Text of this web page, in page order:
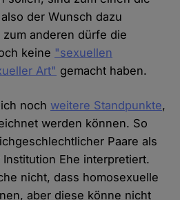
der Wunsch dazu
anderen dürfe die
keine "sexuellen
Art" gemacht haben.
noch weitere Standpunkte,
werden können. So
Paare als
Ehe interpretiert.
nicht, dass homosexuelle
aber diese könne nicht